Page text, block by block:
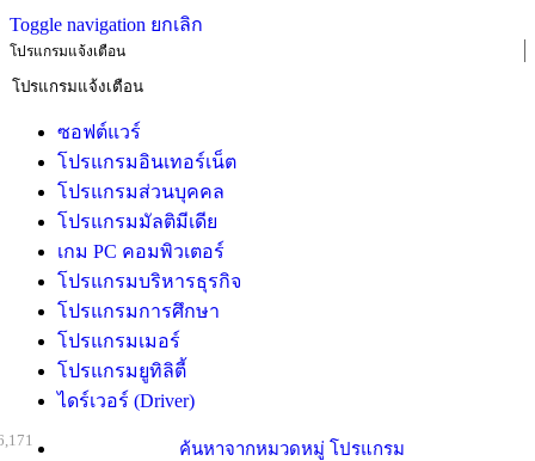
Toggle navigation ยกเลิก
โปรแกรมแจ้งเตือน
ซอฟต์แวร์
โปรแกรมอินเทอร์เน็ต
โปรแกรมส่วนบุคคล
โปรแกรมมัลติมีเดีย
เกม PC คอมพิวเตอร์
โปรแกรมบริหารธุรกิจ
โปรแกรมการศึกษา
โปรแกรมเมอร์
โปรแกรมยูทิลิตี้
ไดร์เวอร์ (Driver)
ค้นหาจากหมวดหมู่ โปรแกรม